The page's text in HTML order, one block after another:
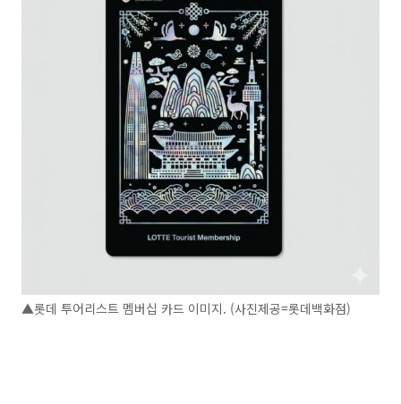
▲롯데 투어리스트 멤버십 카드 이미지. (사진제공=롯데백화점)